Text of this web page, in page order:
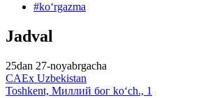
#koʻrgazma
Jadval
25dan 27-noyabrgacha
CAEx Uzbekistan
Toshkent, Миллий бог ko‘ch., 1